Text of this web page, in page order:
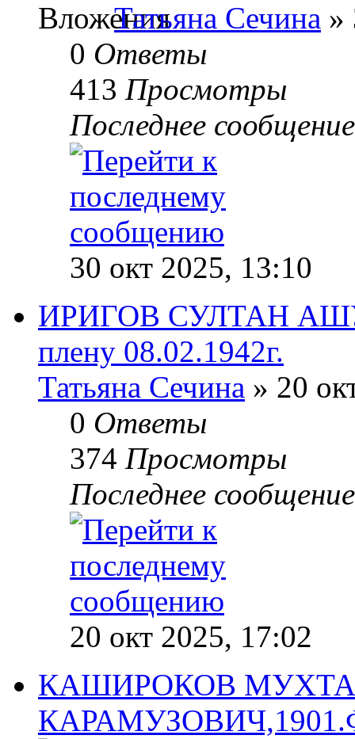
Татьяна Сечина »
0 Ответы
413 Просмотры
Последнее
30 окт 2025, 13:10
ИРИГОВ СУЛТАН
плену 08.02.1942г.
Татьяна Сечина » 20
0 Ответы
374 Просмотры
Последнее
20 окт 2025, 17:02
КАШИРОКОВ